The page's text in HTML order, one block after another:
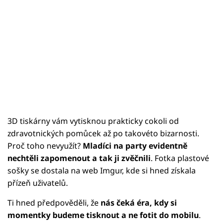
3D tiskárny vám vytisknou prakticky cokoli od
zdravotnických pomůcek až po takovéto bizarnosti.
Proč toho nevyužít? Mladíci na party evidentně
nechtěli zapomenout a tak ji zvěčnili. Fotka plastové
sošky se dostala na web Imgur, kde si hned získala
přízeň uživatelů.
Ti hned předpověděli, že nás čeká éra, kdy si
momentky budeme tisknout a ne fotit do mobilu.